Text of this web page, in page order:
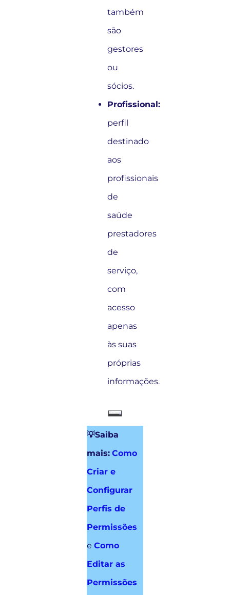
também
são
gestores
ou
sócios.
Profissional:
perfil
destinado
aos
profissionais
de
saúde
prestadores
de
serviço,
com
acesso
apenas
às suas
próprias
informações.
💡Saiba
mais: Como
Criar e
Configurar
Perfis de
Permissões
eComo
Editar as
Permissões